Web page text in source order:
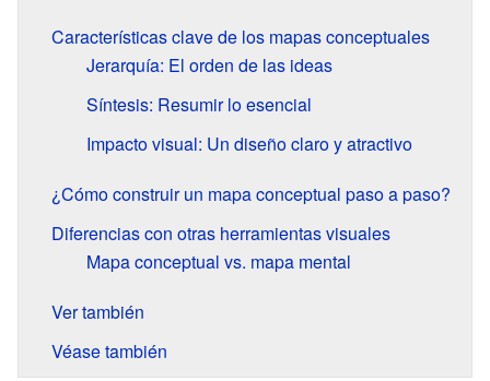
Características clave de los mapas conceptuales
Jerarquía: El orden de las ideas
Síntesis: Resumir lo esencial
Impacto visual: Un diseño claro y atractivo
¿Cómo construir un mapa conceptual paso a paso?
Diferencias con otras herramientas visuales
Mapa conceptual vs. mapa mental
Ver también
Véase también